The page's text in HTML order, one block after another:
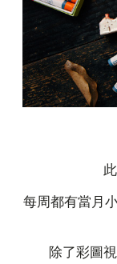
每周都有當月
除了彩圖